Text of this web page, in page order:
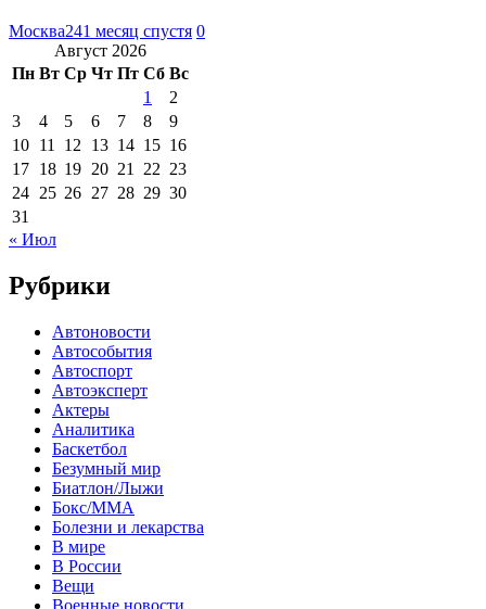
Москва241 месяц спустя 0
Август 2026
Пн Вт Ср Чт Пт Сб Вс
1
2
3
4 5 6 7 8
9
10 11 12 13 14 15 16
17 18 19 20 21 22 23
24 25 26 27 28 29 30
31
« Июл
Рубрики
Автоновости
Автособытия
Автоспорт
Автоэксперт
Актеры
Аналитика
Баскетбол
Безумный мир
Биатлон/Лыжи
Бокс/MMA
Болезни и лекарства
В мире
В России
Вещи
Военные новости